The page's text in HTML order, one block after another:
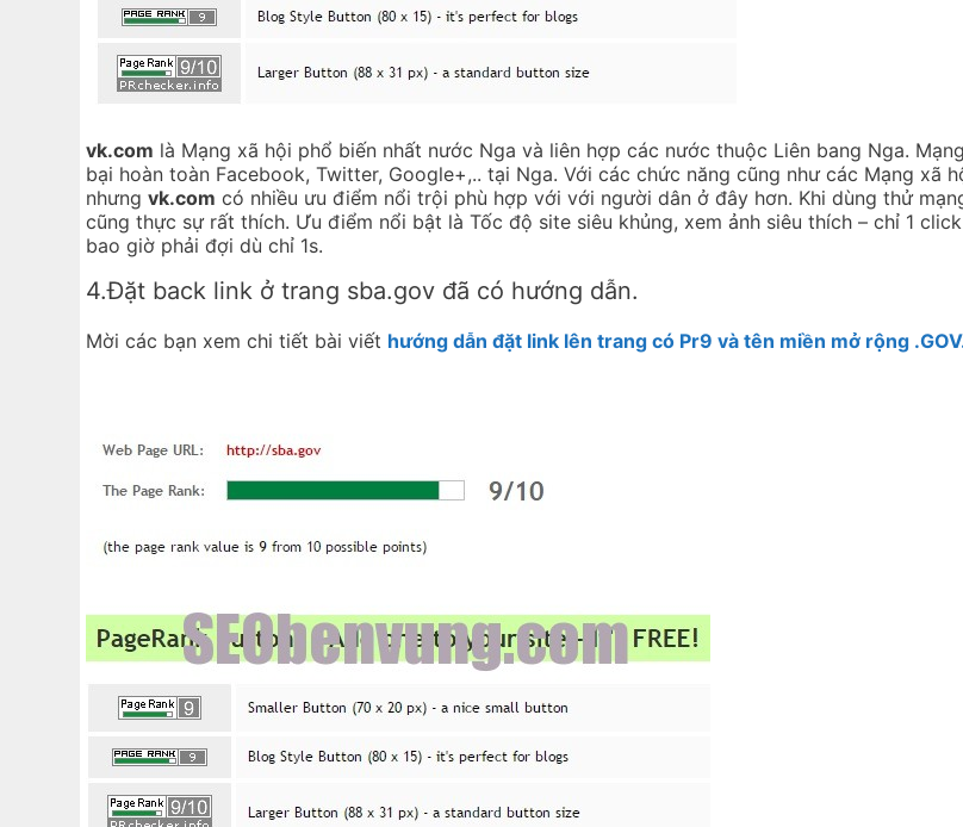
vk.com là Mạng xã hội phổ biến nhất nước Nga và liên hợp các nước thuộc Liên bang Nga.
bại hoàn toàn Facebook, Twitter, Google+,.. tại Nga. Với các chức năng cũng như các
nhưng vk.com có nhiều ưu điểm nổi trội phù hợp với với người dân ở đây hơn. Khi dùng thử
cũng thực sự rất thích. Ưu điểm nổi bật là Tốc độ site siêu khủng, xem ảnh siêu thích – chỉ 1
bao giờ phải đợi dù chỉ 1s.
4.Đặt back link ở trang sba.gov đã có hướng dẫn.
Mời các bạn xem chi tiết bài viết hướng dẫn đặt link lên trang có Pr9 và tên miền mở rộng